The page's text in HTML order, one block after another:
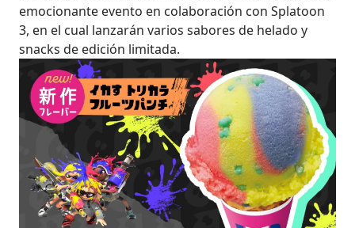
emocionante evento en colaboración con Splatoon
3, en el cual lanzarán varios sabores de helado y
snacks de edición limitada.